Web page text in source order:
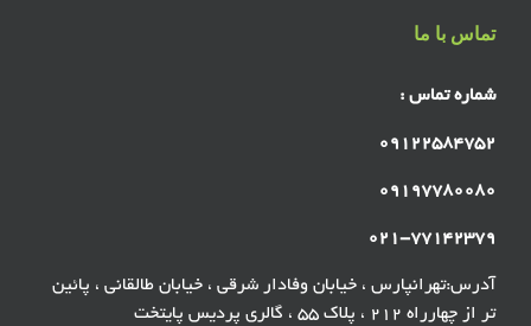
تماس با ما
شماره تماس :
۰۹۱۲۲۵۸۴۷۵۲
۰۹۱۹۷۷۸۰۰۸۰
۰۲۱-۷۷۱۴۲۳۷۹
آدرس:تهرانپارس ، خیابان وفادار شرقی ، خیابان طالقانی ، پائین
تر از چهارراه ۲۱۲ ، پلاک ۵۵ ، گالری پردیس پایتخت